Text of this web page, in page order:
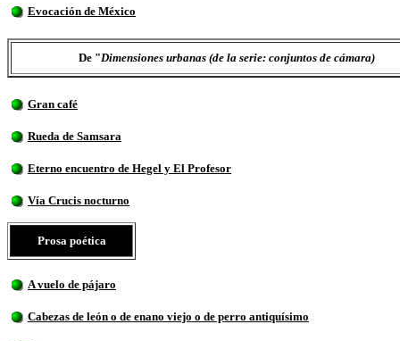
Evocación de México
De "Dimensiones urbanas (de la serie: conjuntos de cámara)
Gran café
Rueda de Samsara
Eterno encuentro de Hegel y El Profesor
Vía Crucis nocturno
Prosa poética
A vuelo de pájaro
Cabezas de león o de enano viejo o de perro antiquísimo